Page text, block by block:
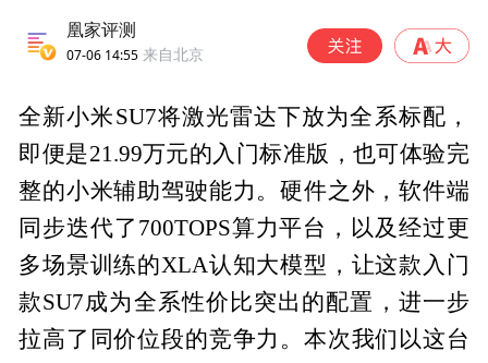
凰家评测
07-06 14:55 来自北京
全新小米SU7将激光雷达下放为全系标配，
即便是21.99万元的入门标准版，也可体验完
整的小米辅助驾驶能力。硬件之外，软件端
同步迭代了700TOPS算力平台，以及经过更
多场景训练的XLA认知大模型，让这款入门
款SU7成为全系性价比突出的配置，进一步
拉高了同价位段的竞争力。本次我们以这台